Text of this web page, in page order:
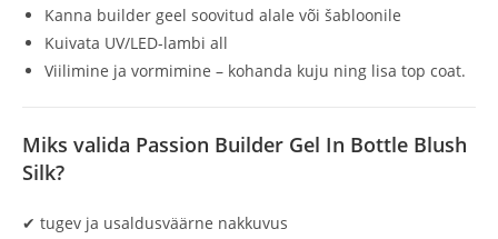
Kanna builder geel soovitud alale või šabloonile
Kuivata UV/LED-lambi all
Viilimine ja vormimine – kohanda kuju ning lisa top coat.
Miks valida Passion Builder Gel In Bottle Blush
Silk?
✔ tugev ja usaldusväärne nakkuvus